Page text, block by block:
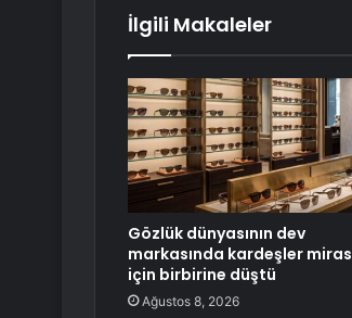
İlgili Makaleler
Gözlük dünyasının dev
markasında kardeşler miras
için birbirine düştü
Ağustos 8, 2026